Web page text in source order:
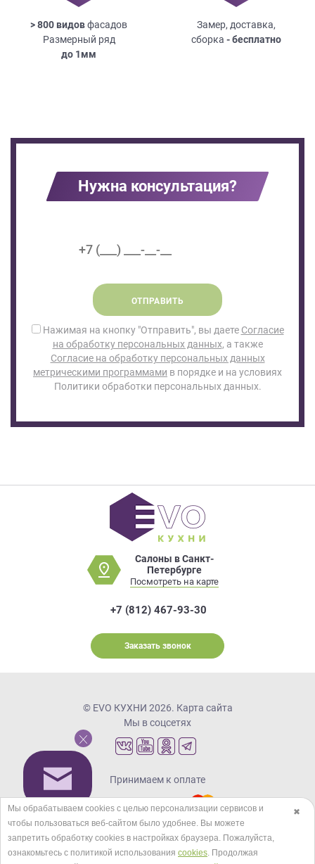
> 800 видовфасадов
Размерный ряд
до 1мм
Замер, доставка,
сборка - бесплатно
Нужна консультация?
ОТПРАВИТЬ
Нажимая на кнопку "Отправить", вы даете Согласие
на обработку персональных данных, а также
Согласие на обработку персональных данных
метрическими программами в порядке и на условиях
Политики обработки персональных данных.
Салоны в Санкт-
Петербурге
Посмотреть на карте
+7 (812) 467-93-30
Заказать звонок
© EVO КУХНИ 2026. Карта сайта
Мы в соцсетях
Принимаем к оплате
Кредиты и рассрочка
✖
Мы обрабатываем cookies с целью персонализации сервисов и
чтобы пользоваться веб-сайтом было удобнее. Вы можете
запретить обработку сookies в настройках браузера. Пожалуйста,
ознакомьтесь с политикой использования cookies. Продолжая